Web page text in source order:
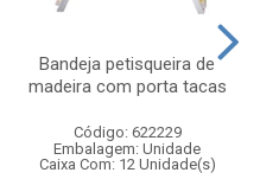
Bandeja petisqueira de
madeira com porta tacas
Código: 622229
Embalagem: Unidade
Caixa Com: 12 Unidade(s)